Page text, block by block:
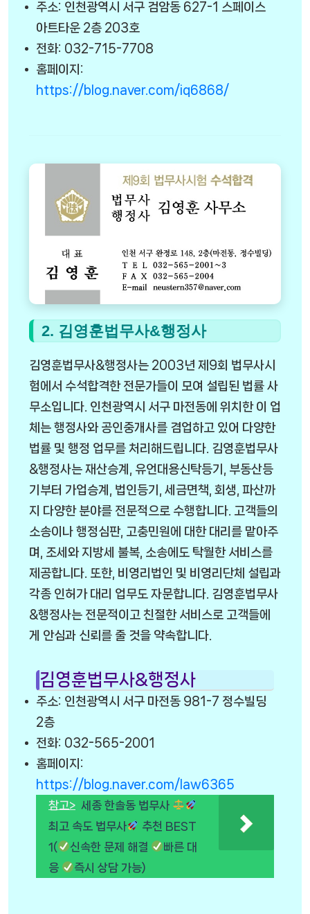
주소: 인천광역시 서구 검암동 627-1 스페이스
아트타운 2층 203호
전화: 032-715-7708
홈페이지:
https://blog.naver.com/iq6868/
2. 김영훈법무사&행정사
김영훈법무사&행정사는 2003년 제9회 법무사시
험에서 수석합격한 전문가들이 모여 설립된 법률 사
무소입니다. 인천광역시 서구 마전동에 위치한 이 업
체는 행정사와 공인중개사를 겸업하고 있어 다양한
법률 및 행정 업무를 처리해드립니다. 김영훈법무사
&행정사는 재산승계, 유언대용신탁등기, 부동산등
기부터 가업승계, 법인등기, 세금면책, 회생, 파산까
지 다양한 분야를 전문적으로 수행합니다. 고객들의
소송이나 행정심판, 고충민원에 대한 대리를 맡아주
며, 조세와 지방세 불복, 소송에도 탁월한 서비스를
제공합니다. 또한, 비영리법인 및 비영리단체 설립과
각종 인허가 대리 업무도 자문합니다. 김영훈법무사
&행정사는 전문적이고 친절한 서비스로 고객들에
게 안심과 신뢰를 줄 것을 약속합니다.
김영훈법무사&행정사
주소: 인천광역시 서구 마전동 981-7 정수빌딩
2층
전화: 032-565-2001
홈페이지:
https://blog.naver.com/law6365
참고> 세종 한솔동 법무사
최고 속도 법무사
추천 BEST
1(
신속한 문제 해결
빠른 대
응
즉시 상담 가능)